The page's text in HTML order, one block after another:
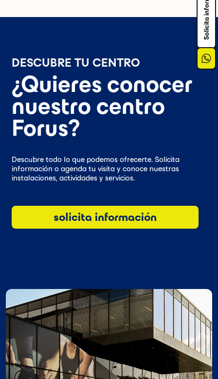
DESCUBRE TU CENTRO
¿Quieres conocer
nuestro centro
Forus?
Descubre todo lo que podemos ofrecerte. Solicita
información o agenda tu visita y conoce nuestras
instalaciones, actividades y servicios.
solicita información